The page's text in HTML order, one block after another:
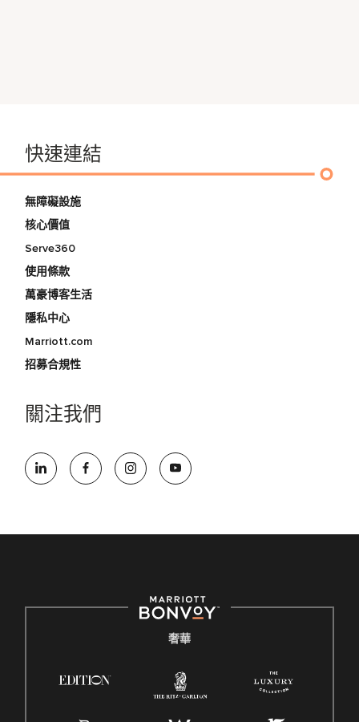
快速連結
無障礙設施
核心價值
Serve360
使用條款
萬豪博客生活
隱私中心
Marriott.com
招募合規性
關注我們
奢華